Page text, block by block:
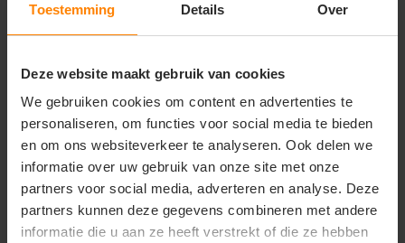
Toestemming Details Over
Deze website maakt gebruik van cookies
We gebruiken cookies om content en advertenties te
personaliseren, om functies voor social media te bieden
en om ons websiteverkeer te analyseren. Ook delen we
informatie over uw gebruik van onze site met onze
partners voor social media, adverteren en analyse. Deze
partners kunnen deze gegevens combineren met andere
informatie die u aan ze heeft verstrekt of die ze hebben
{"qty":2,"clr":"dark navy","szs":{"m":2},"prnts":
rechts","pt":"Bedrukking","ct":"E\u00e9n kleur"},
{"pp":"Achterzijde","pt":"Bedrukking","ct":"Vier of
meer kleuren"},
{"pp":"Linkermouw","pt":"Bedrukking","ct":"E\u00e9n
Vragen? Neem contact